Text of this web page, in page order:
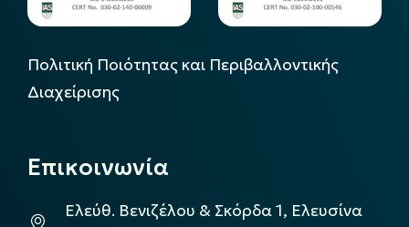
Πολιτική Ποιότητας και Περιβαλλοντικής
Διαχείρισης
Επικοινωνία
Ελεύθ. Βενιζέλου & Σκόρδα 1, Ελευσίνα